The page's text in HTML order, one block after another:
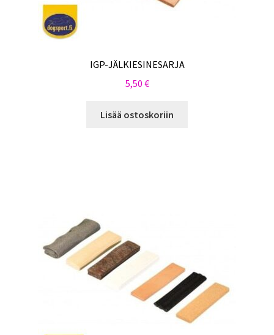
IGP-JÄLKIESINESARJA
5,50 €
Lisää ostoskoriin